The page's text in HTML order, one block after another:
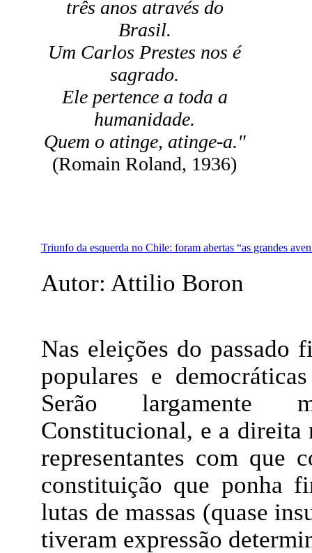
três anos através do
Brasil.
Um Carlos Prestes nos é
sagrado.
Ele pertence a toda a
humanidade.
Quem o atinge, atinge-a."
(Romain Roland, 1936)
Triunfo da esquerda no Chile: foram abertas “as grandes
Autor: Attilio Boron
Nas eleições do passado
populares e
Serão largamente
Constitucional, e a direita
representantes com que
constituição que ponha
lutas de massas (quase
tiveram expressão